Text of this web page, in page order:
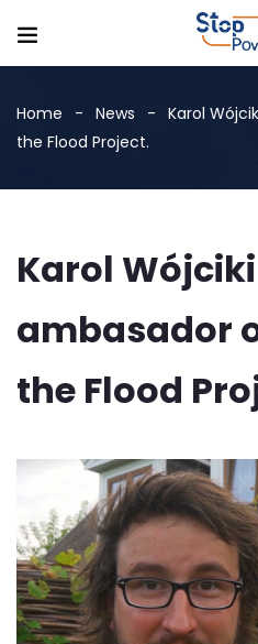
Home News
Karol
the Flood Project.
Karol
ambasador
the Flood